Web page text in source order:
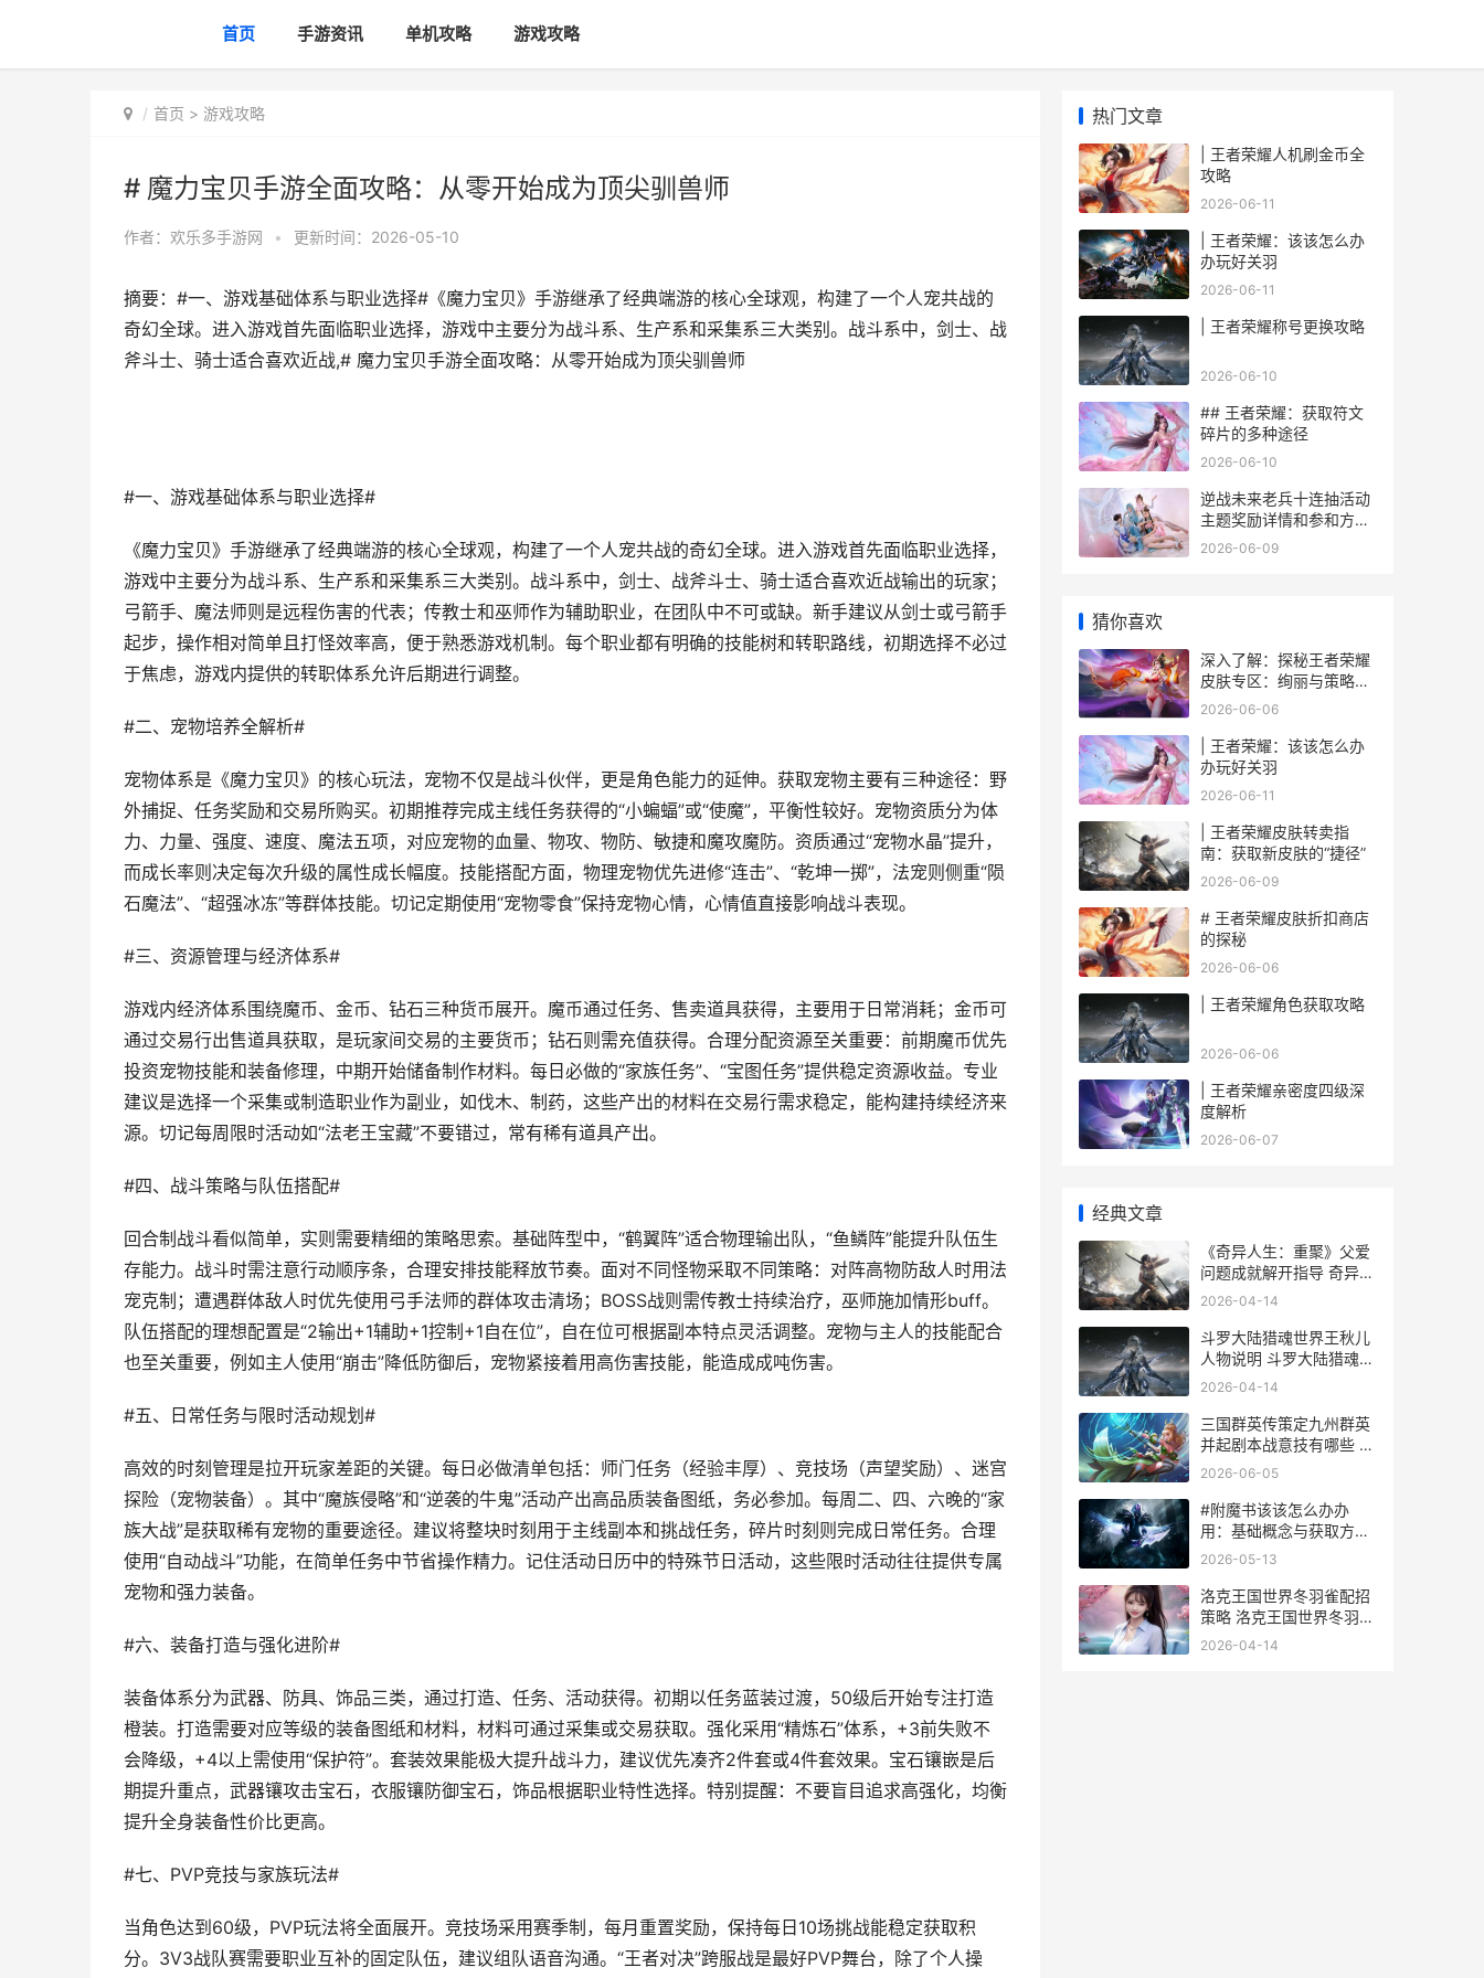
首页 手游资讯 单机攻略 游戏攻略
首页 > 游戏攻略
# 魔力宝贝手游全面攻略：从零开始成为顶尖驯兽师
作者： 欢乐多手游网 • 更新时间：2026-05-10
摘要：#一、游戏基础体系与职业选择#《魔力宝贝》手游继承了经典端游的核心全球观，构建了一个人宠共战的
奇幻全球。进入游戏首先面临职业选择，游戏中主要分为战斗系、生产系和采集系三大类别。战斗系中，剑士、战
斧斗士、骑士适合喜欢近战,# 魔力宝贝手游全面攻略：从零开始成为顶尖驯兽师
#一、游戏基础体系与职业选择#
《魔力宝贝》手游继承了经典端游的核心全球观，构建了一个人宠共战的奇幻全球。进入游戏首先面临职业选择，
游戏中主要分为战斗系、生产系和采集系三大类别。战斗系中，剑士、战斧斗士、骑士适合喜欢近战输出的玩家；
弓箭手、魔法师则是远程伤害的代表；传教士和巫师作为辅助职业，在团队中不可或缺。新手建议从剑士或弓箭手
起步，操作相对简单且打怪效率高，便于熟悉游戏机制。每个职业都有明确的技能树和转职路线，初期选择不必过
于焦虑，游戏内提供的转职体系允许后期进行调整。
#二、宠物培养全解析#
宠物体系是《魔力宝贝》的核心玩法，宠物不仅是战斗伙伴，更是角色能力的延伸。获取宠物主要有三种途径：野
外捕捉、任务奖励和交易所购买。初期推荐完成主线任务获得的“小蝙蝠”或“使魔”，平衡性较好。宠物资质分为体
力、力量、强度、速度、魔法五项，对应宠物的血量、物攻、物防、敏捷和魔攻魔防。资质通过“宠物水晶”提升，
而成长率则决定每次升级的属性成长幅度。技能搭配方面，物理宠物优先进修“连击”、“乾坤一掷”，法宠则侧重“陨
石魔法”、“超强冰冻”等群体技能。切记定期使用“宠物零食”保持宠物心情，心情值直接影响战斗表现。
#三、资源管理与经济体系#
游戏内经济体系围绕魔币、金币、钻石三种货币展开。魔币通过任务、售卖道具获得，主要用于日常消耗；金币可
通过交易行出售道具获取，是玩家间交易的主要货币；钻石则需充值获得。合理分配资源至关重要：前期魔币优先
投资宠物技能和装备修理，中期开始储备制作材料。每日必做的“家族任务”、“宝图任务”提供稳定资源收益。专业
建议是选择一个采集或制造职业作为副业，如伐木、制药，这些产出的材料在交易行需求稳定，能构建持续经济来
源。切记每周限时活动如“法老王宝藏”不要错过，常有稀有道具产出。
#四、战斗策略与队伍搭配#
回合制战斗看似简单，实则需要精细的策略思索。基础阵型中，“鹤翼阵”适合物理输出队，“鱼鳞阵”能提升队伍生
存能力。战斗时需注意行动顺序条，合理安排技能释放节奏。面对不同怪物采取不同策略：对阵高物防敌人时用法
宠克制；遭遇群体敌人时优先使用弓手法师的群体攻击清场；BOSS战则需传教士持续治疗，巫师施加情形buff。
队伍搭配的理想配置是“2输出+1辅助+1控制+1自在位”，自在位可根据副本特点灵活调整。宠物与主人的技能配合
也至关重要，例如主人使用“崩击”降低防御后，宠物紧接着用高伤害技能，能造成成吨伤害。
#五、日常任务与限时活动规划#
高效的时刻管理是拉开玩家差距的关键。每日必做清单包括：师门任务（经验丰厚）、竞技场（声望奖励）、迷宫
探险（宠物装备）。其中“魔族侵略”和“逆袭的牛鬼”活动产出高品质装备图纸，务必参加。每周二、四、六晚的“家
族大战”是获取稀有宠物的重要途径。建议将整块时刻用于主线副本和挑战任务，碎片时刻则完成日常任务。合理
使用“自动战斗”功能，在简单任务中节省操作精力。记住活动日历中的特殊节日活动，这些限时活动往往提供专属
宠物和强力装备。
#六、装备打造与强化进阶#
装备体系分为武器、防具、饰品三类，通过打造、任务、活动获得。初期以任务蓝装过渡，50级后开始专注打造
橙装。打造需要对应等级的装备图纸和材料，材料可通过采集或交易获取。强化采用“精炼石”体系，+3前失败不
会降级，+4以上需使用“保护符”。套装效果能极大提升战斗力，建议优先凑齐2件套或4件套效果。宝石镶嵌是后
期提升重点，武器镶攻击宝石，衣服镶防御宝石，饰品根据职业特性选择。特别提醒：不要盲目追求高强化，均衡
提升全身装备性价比更高。
#七、PVP竞技与家族玩法#
当角色达到60级，PVP玩法将全面展开。竞技场采用赛季制，每月重置奖励，保持每日10场挑战能稳定获取积
分。3V3战队赛需要职业互补的固定队伍，建议组队语音沟通。“王者对决”跨服战是最好PVP舞台，除了个人操
热门文章
| 王者荣耀人机刷金币全
攻略
2026-06-11
| 王者荣耀：该该怎么办
办玩好关羽
2026-06-11
| 王者荣耀称号更换攻略
2026-06-10
## 王者荣耀：获取符文
碎片的多种途径
2026-06-10
逆战未来老兵十连抽活动
主题奖励详情和参和方式
逆战老兵回归2021
2026-06-09
猜你喜欢
深入了解：探秘王者荣耀
皮肤专区：绚丽与策略的
融合
2026-06-06
| 王者荣耀：该该怎么办
办玩好关羽
2026-06-11
| 王者荣耀皮肤转卖指
南：获取新皮肤的“捷径”
2026-06-09
# 王者荣耀皮肤折扣商店
的探秘
2026-06-06
| 王者荣耀角色获取攻略
2026-06-06
| 王者荣耀亲密度四级深
度解析
2026-06-07
经典文章
《奇异人生：重聚》父爱
问题成就解开指导 奇异人
生重逢
2026-04-14
斗罗大陆猎魂世界王秋儿
人物说明 斗罗大陆猎魂世
界37手游官网
2026-04-14
三国群英传策定九州群英
并起剧本战意技有哪些 三
国群英传策定九州好玩吗
2026-06-05
#附魔书该该怎么办办
用：基础概念与获取方式
#
2026-05-13
洛克王国世界冬羽雀配招
策略 洛克王国世界冬羽雀
在地图哪里打
2026-04-14